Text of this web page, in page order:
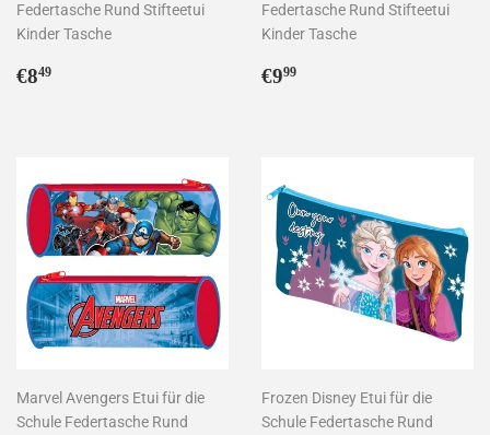
Federtasche Rund Stifteetui
Kinder Tasche
Normaler
€849
Federtasche Rund Stifteetui
Kinder Tasche
Normaler
€999
Marvel Avengers Etui für die
Schule Federtasche Rund
Frozen Disney Etui für die
Schule Federtasche Rund